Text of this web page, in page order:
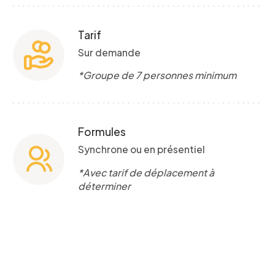
Tarif
Sur demande
*Groupe de 7 personnes minimum
Formules
Synchrone ou en présentiel
*Avec tarif de déplacement à
déterminer
Formulaire
d'intérêt
Le CCEG et ses partenaires sont
régulièrement à la recherche de gens pour
participer à ses projets, études, sondages,
essais. Écrivez-nous ci-dessous pour nous